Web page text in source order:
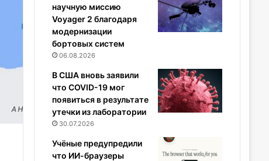
научную миссию
Voyager 2 благодаря
модернизации
бортовых систем
06.08.2026
В США вновь заявили
что COVID-19 мог
появиться в результате
утечки из лаборатории
30.07.2026
Учёные предупредили
что ИИ-браузеры